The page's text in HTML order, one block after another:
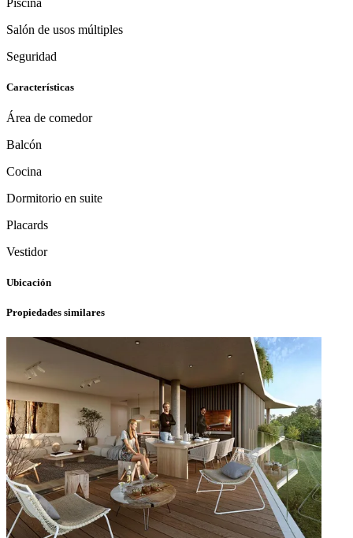
Salón de usos múltiples
Seguridad
Características
Área de comedor
Balcón
Cocina
Dormitorio en suite
Placards
Vestidor
Ubicación
Propiedades similares